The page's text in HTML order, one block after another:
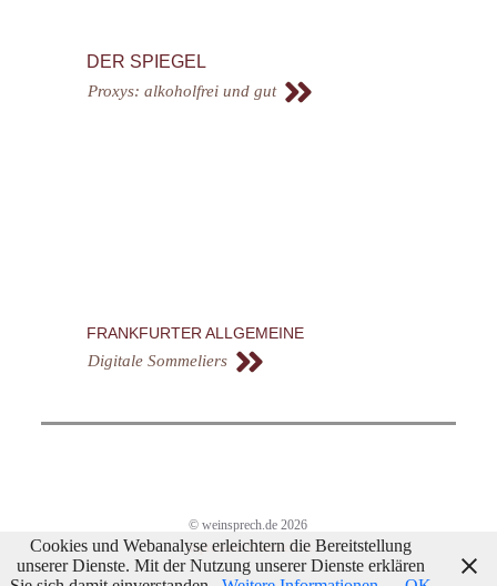
DER SPIEGEL
Proxys: alkoholfrei und gut
FRANKFURTER ALLGEMEINE
Digitale Sommeliers
© weinsprech.de 2026
Impressum/Datenschutz
Cookies und Webanalyse erleichtern die Bereitstellung
unserer Dienste. Mit der Nutzung unserer Dienste erklären